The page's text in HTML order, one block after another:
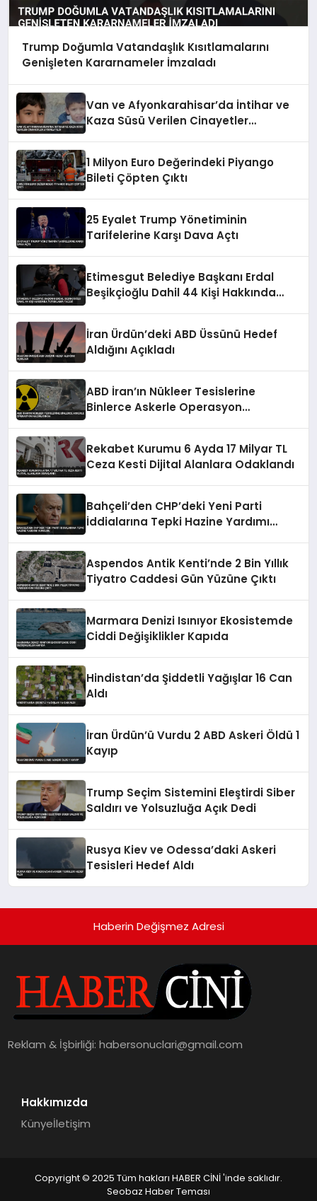
Trump Doğumla Vatandaşlık Kısıtlamalarını
Genişleten Kararnameler İmzaladı
Van ve Afyonkarahisar’da İntihar ve
Kaza Süsü Verilen Cinayetler
1 Milyon Euro Değerindeki Piyango
Bileti Çöpten Çıktı
25 Eyalet Trump Yönetiminin
Tarifelerine Karşı Dava Açtı
Etimesgut Belediye Başkanı Erdal
Beşikçioğlu Dahil 44 Kişi Hakkında
İran Ürdün’deki ABD Üssünü Hedef
Aldığını Açıkladı
ABD İran’ın Nükleer Tesislerine
Binlerce Askerle Operasyon
Rekabet Kurumu 6 Ayda 17 Milyar TL
Ceza Kesti Dijital Alanlara Odaklandı
Bahçeli’den CHP’deki Yeni Parti
İddialarına Tepki Hazine Yardımı
Aspendos Antik Kenti’nde 2 Bin Yıllık
Tiyatro Caddesi Gün Yüzüne Çıktı
Marmara Denizi Isınıyor Ekosistemde
Ciddi Değişiklikler Kapıda
Hindistan’da Şiddetli Yağışlar 16 Can
Aldı
İran Ürdün’ü Vurdu 2 ABD Askeri Öldü 1
Kayıp
Trump Seçim Sistemini Eleştirdi Siber
Saldırı ve Yolsuzluğa Açık Dedi
Rusya Kiev ve Odessa’daki Askeri
Tesisleri Hedef Aldı
Haberin Değişmez Adresi
Reklam & İşbirliği:habersonuclari@gmail.com
Hakkımızda
Künyeİletişim
Copyright © 2025 Tüm hakları HABER CİNİ 'inde saklıdır.
Seobaz Haber Teması